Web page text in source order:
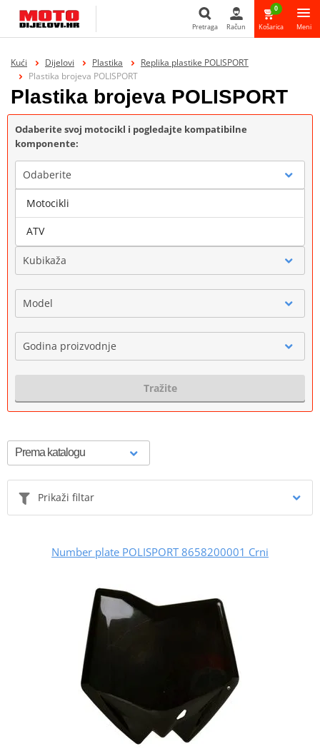
Pretraga Račun
0
Košarica Meni
Kući Dijelovi Plastika
Replika plastike POLISPORT
Plastika brojeva POLISPORT
Plastika brojeva POLISPORT
Odaberite svoj motocikl i pogledajte kompatibilne
komponente:
Odaberite
Marka
Kubikaža
Model
Godina proizvodnje
Tražite
Prikaži filtar
Number plate POLISPORT 8658200001 Crni
Motocikli
ATV